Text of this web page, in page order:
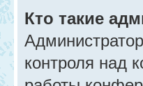
Кто такие
контроля над